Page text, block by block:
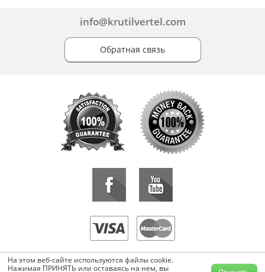
info@krutilvertel.com
Обратная связь
«KrutilVertel» © 2015-2026 Все права защищены.
Копирование, перепечатка, либо использование материалов данной
На этом веб-сайте используются файлы cookie.
Нажимая ПРИНЯТЬ или оставаясь на нем, вы